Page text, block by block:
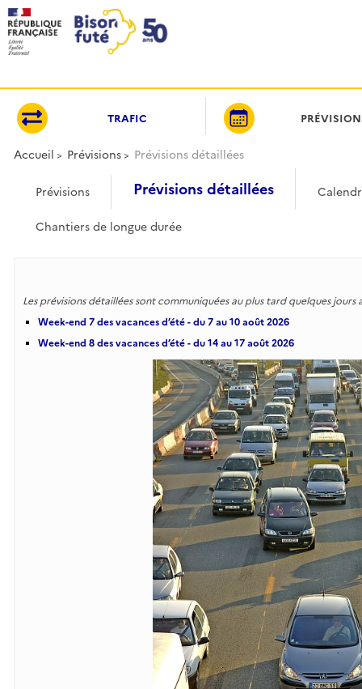
TRAFIC
Accueil Prévisions Prévisions détaillées
Prévisions Prévisions détaillées
Chantiers de longue durée
Les prévisions détaillées sont communiquées au plus tard quelques
Week-end 7 des vacances d’été - du 7 au 10 août 2026
Week-end 8 des vacances d’été - du 14 au 17 août 2026
Panneau de gestion des cookies